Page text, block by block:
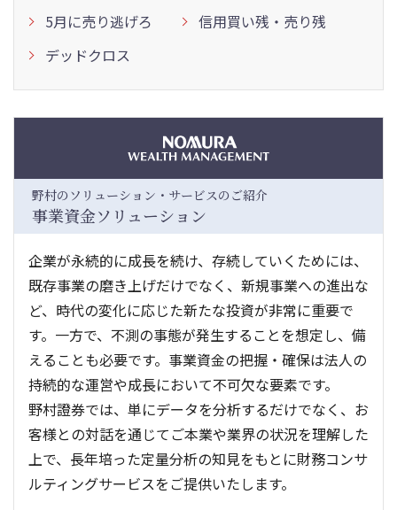
5月に売り逃げろ
信用買い残・売り残
デッドクロス
野村のソリューション・サービスのご紹介
事業資金ソリューション
企業が永続的に成長を続け、存続していくためには、
既存事業の磨き上げだけでなく、新規事業への進出な
ど、時代の変化に応じた新たな投資が非常に重要で
す。一方で、不測の事態が発生することを想定し、備
えることも必要です。事業資金の把握・確保は法人の
持続的な運営や成長において不可欠な要素です。
野村證券では、単にデータを分析するだけでなく、お
客様との対話を通じてご本業や業界の状況を理解した
上で、長年培った定量分析の知見をもとに財務コンサ
ルティングサービスをご提供いたします。